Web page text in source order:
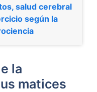
salud cerebral
según la
la
matices